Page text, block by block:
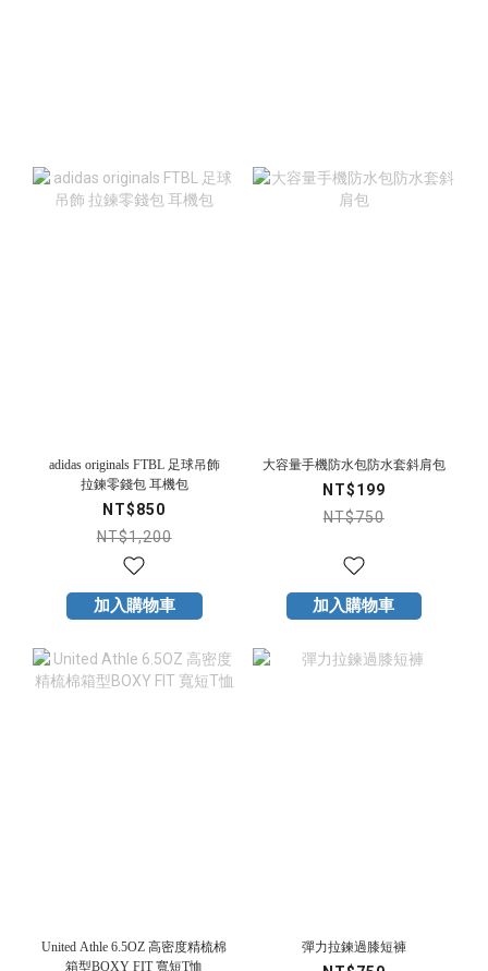
adidas originals FTBL 足球吊飾
拉鍊零錢包 耳機包
NT$850
NT$1,200
加入購物車
大容量手機防水包防水套斜肩包
NT$199
NT$750
加入購物車
United Athle 6.5OZ 高密度精梳棉
箱型BOXY FIT 寬短T恤
彈力拉鍊過膝短褲